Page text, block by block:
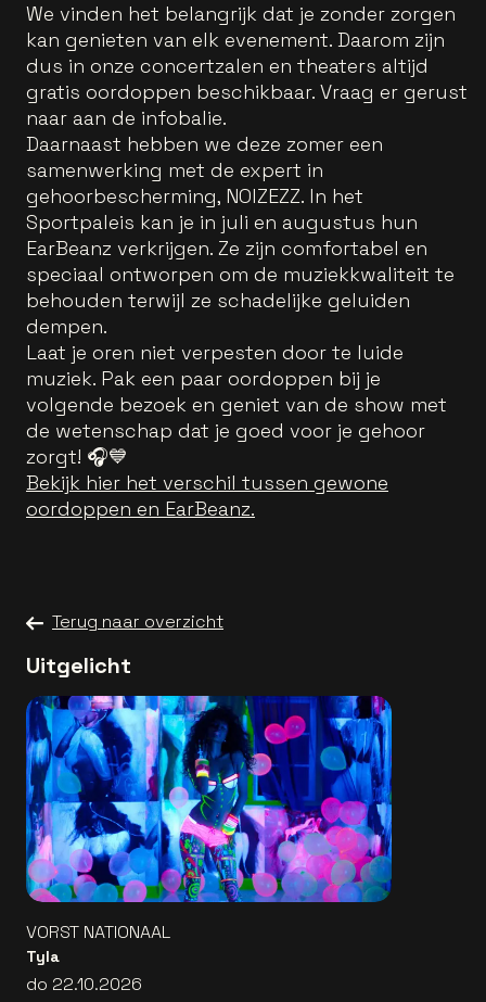
We vinden het belangrijk dat je zonder zorgen
kan genieten van elk evenement. Daarom zijn
dus in onze concertzalen en theaters altijd
gratis oordoppen beschikbaar. Vraag er gerust
naar aan de infobalie.
Daarnaast hebben we deze zomer een
samenwerking met de expert in
gehoorbescherming, NOIZEZZ. In het
Sportpaleis kan je in juli en augustus hun
EarBeanz verkrijgen. Ze zijn comfortabel en
speciaal ontworpen om de muziekkwaliteit te
behouden terwijl ze schadelijke geluiden
dempen.
Laat je oren niet verpesten door te luide
muziek. Pak een paar oordoppen bij je
volgende bezoek en geniet van de show met
de wetenschap dat je goed voor je gehoor
zorgt! 🎧💙
Bekijk hier het verschil tussen gewone
oordoppen en EarBeanz.
Terug naar overzicht
Uitgelicht
VORST NATIONAAL
Tyla
do 22.10.2026